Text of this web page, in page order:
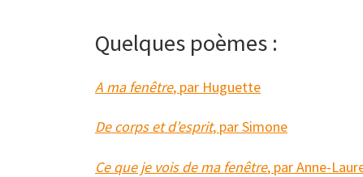
Quelques poèmes :
A ma fenêtre, par Huguette
De corps et d’esprit, par Simone
Ce que je vois de ma fenêtre, par Anne-